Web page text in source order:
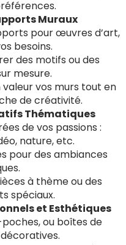
Muraux
pour œuvres d’art,
besoins.
des motifs ou des
mesure.
vos murs tout en
de créativité.
Thématiques
de vos passions :
nature, etc.
pour des ambiances
à thème ou des
spéciaux.
et Esthétiques
ou boîtes de